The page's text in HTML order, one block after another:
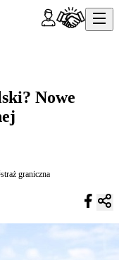
Nowe
graniczna